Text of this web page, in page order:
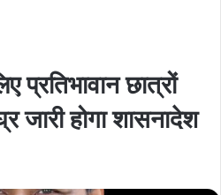
प्रतिभावान छात्रों
जारी होगा शासनादेश